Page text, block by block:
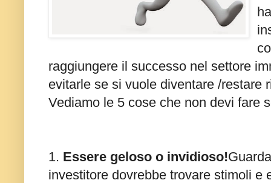
raggiungere il successo nel settore
evitarle se si vuole diventare /restare
Vediamo le 5 cose che non devi fare
1. Essere geloso o invidioso!
investitore dovrebbe trovare stimoli